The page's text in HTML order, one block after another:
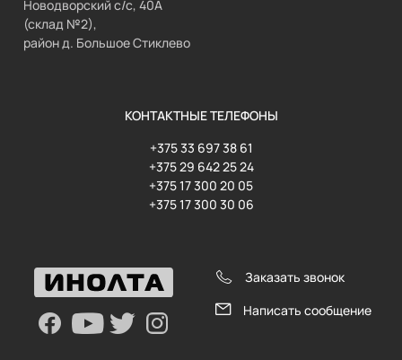
Новодворский с/с, 40А
(склад №2),
район д. Большое Стиклево
КОНТАКТНЫЕ ТЕЛЕФОНЫ
+375 33 697 38 61
+375 29 642 25 24
+375 17 300 20 05
+375 17 300 30 06
Заказать звонок
Написать сообщение